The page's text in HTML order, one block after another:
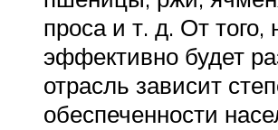
проса и т. д. От того,
эффективно будет
отрасль зависит
обеспеченности